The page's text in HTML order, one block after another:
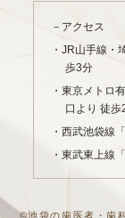
－アクセス
・JR山手線・
歩3分
・東京メトロ
口より 徒歩
・西武池袋線
・東武東上線
©池袋の歯医者・歯